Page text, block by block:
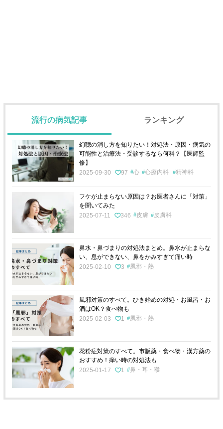
流行の病気記事 ランキング
幻聴の消し方を知りたい！対処法・原因・病気の
可能性と治療法・受診するなら何科？【医師監
修】
2025-09-30
97 心 心療内科 精神科
フケが止まらない原因は？お医者さんに「対策」
を聞いてみた
2025-07-11
346 皮膚 皮膚科
鼻水・鼻づまりの対処法まとめ。鼻水が止まらな
い、息ができない、鼻をかみすぎて痛い時
2025-02-10
3 風邪・熱
風邪対策のすべて。ひき始めの対処・お風呂・お
酒はOK？食べ物も
2025-02-03
1 風邪・熱
花粉症対策のすべて。市販薬・食べ物・漢方薬の
おすすめ！痒い時の対処法も
2025-01-17
1 鼻・耳・喉